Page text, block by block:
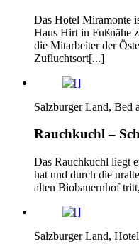
Das Hotel Miramonte
Haus Hirt in Fußnähe
die Mitarbeiter der
Zufluchtsort[...]
Salzburger Land, Bed
Rauchkuchl –
Das Rauchkuchl liegt
hat und durch die
alten Biobauernhof
Salzburger Land,